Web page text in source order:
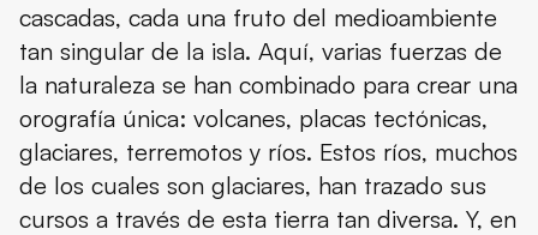
Dónde está la cascada Háifoss y cómo llegar
Qué ver y hacer cerca de la cascada Háifoss
Dónde dormir cerca de la cascada Háifoss
Las estaciones en Háifoss
Qué llevar en la maleta para ir a la cascada Háifoss
cascadas, cada una fruto del medioambiente
tan singular de la isla. Aquí, varias fuerzas de
la naturaleza se han combinado para crear una
orografía única: volcanes, placas tectónicas,
glaciares, terremotos y ríos. Estos ríos, muchos
de los cuales son glaciares, han trazado sus
cursos a través de esta tierra tan diversa. Y, en